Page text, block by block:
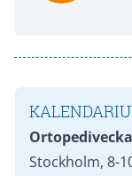
Stockholm, 8-